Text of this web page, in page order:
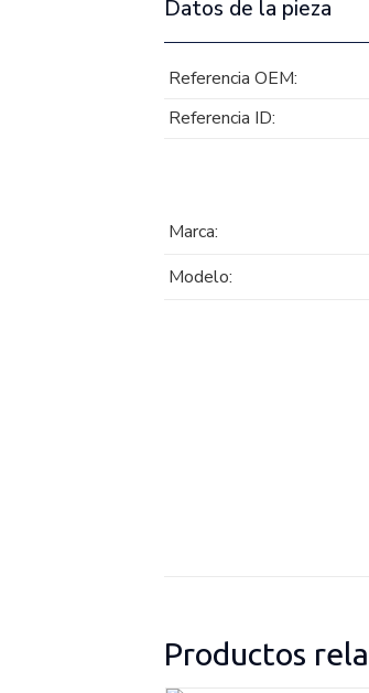
Datos de la pieza
Referencia OEM:
Referencia ID:
Marca:
Modelo:
Productos